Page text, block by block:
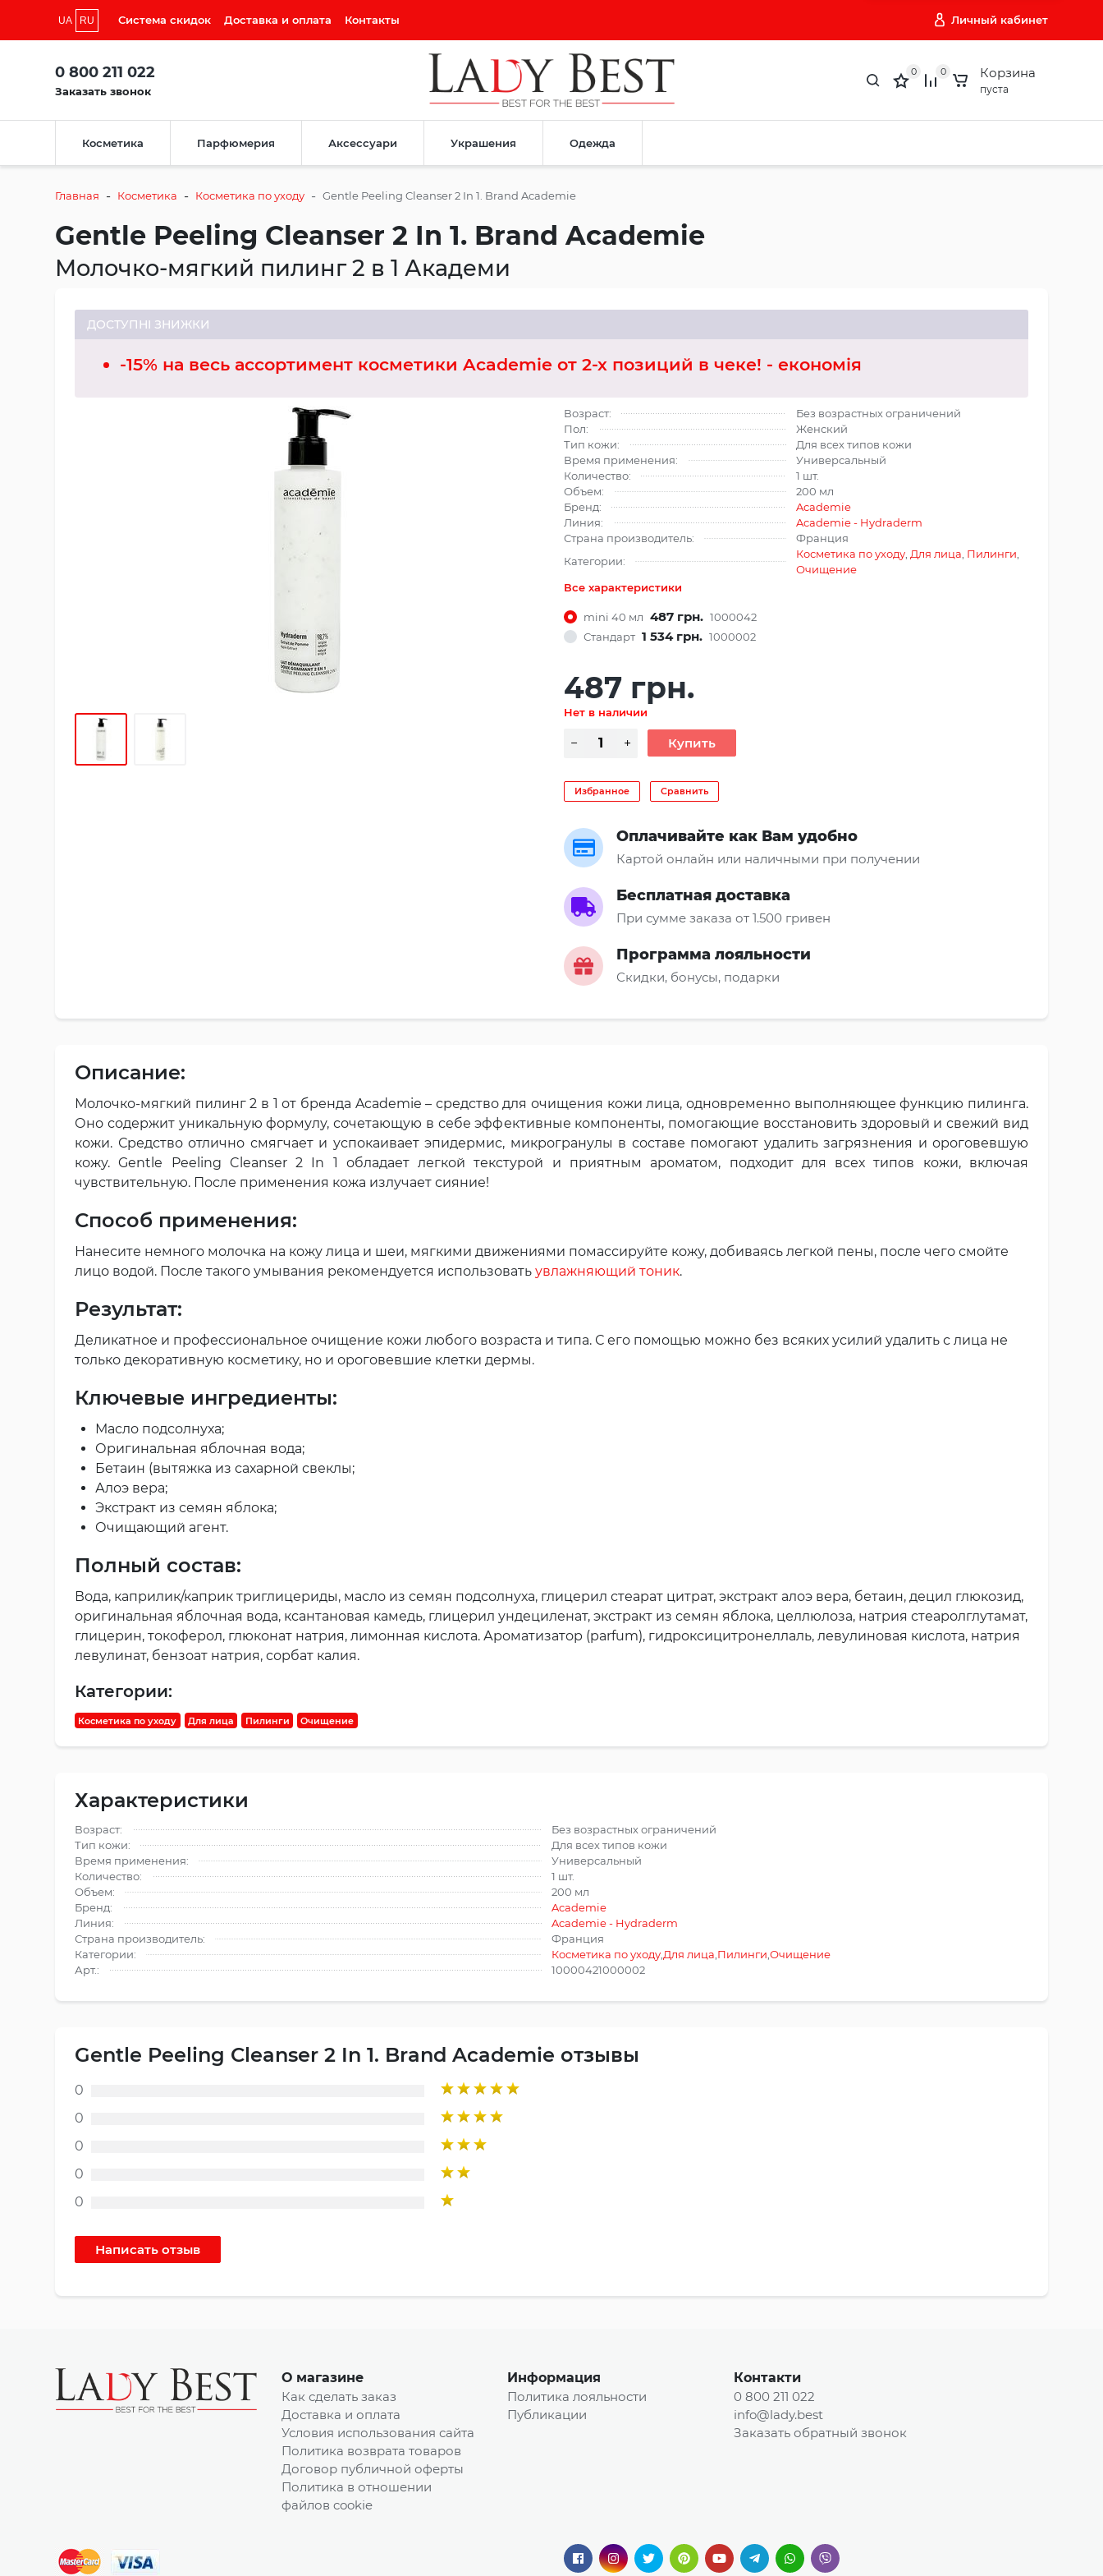
UA RU Система скидок Доставка и оплата Контакты Личный кабинет
0 800 211 022
Заказать звонок
0 0 Корзина
пуста
Косметика Парфюмерия Аксессуари Украшения Одежда
Главная - Косметика - Косметика по уходу - Gentle Peeling Cleanser 2 In 1. Brand Academie
Gentle Peeling Cleanser 2 In 1. Brand Academie
Молочко-мягкий пилинг 2 в 1 Академи
ДОСТУПНІ ЗНИЖКИ
-15% на весь ассортимент косметики Academie от 2-х позиций в чеке! - економія
Возраст:
Без возрастных ограничений
Пол:
Женский
Тип кожи:
Для всех типов кожи
Время применения:
Универсальный
Количество:
1 шт.
Объем:
200 мл
Бренд:
Academie
Линия:
Academie - Hydraderm
Страна производитель:
Франция
Категории:
Косметика по уходу Для лица Пилинги
Очищение
Все характеристики
mini 40 мл 487 грн. 1000042
Стандарт 1 534 грн. 1000002
487 грн.
Нет в наличии
Избранное Сравнить
Оплачивайте как Вам удобно
Картой онлайн или наличными при получении
Бесплатная доставка
При сумме заказа от 1.500 гривен
Программа лояльности
Скидки, бонусы, подарки
Описание:
Молочко-мягкий пилинг 2 в 1 от бренда Academie – средство для очищения кожи лица, одновременно выполняющее функцию пилинга.
Оно содержит уникальную формулу, сочетающую в себе эффективные компоненты, помогающие восстановить здоровый и свежий вид
кожи. Средство отлично смягчает и успокаивает эпидермис, микрогранулы в составе помогают удалить загрязнения и ороговевшую
кожу. Gentle Peeling Cleanser 2 In 1 обладает легкой текстурой и приятным ароматом, подходит для всех типов кожи, включая
чувствительную. После применения кожа излучает сияние!
Способ применения:
Нанесите немного молочка на кожу лица и шеи, мягкими движениями помассируйте кожу, добиваясь легкой пены, после чего смойте
лицо водой. После такого умывания рекомендуется использовать увлажняющий тоник.
Результат:
Деликатное и профессиональное очищение кожи любого возраста и типа. С его помощью можно без всяких усилий удалить с лица не
только декоративную косметику, но и ороговевшие клетки дермы.
Ключевые ингредиенты:
Масло подсолнуха;
Оригинальная яблочная вода;
Бетаин (вытяжка из сахарной свеклы;
Алоэ вера;
Экстракт из семян яблока;
Очищающий агент.
Полный состав:
Вода, каприлик/каприк триглицериды, масло из семян подсолнуха, глицерил стеарат цитрат, экстракт алоэ вера, бетаин, децил глюкозид,
оригинальная яблочная вода, ксантановая камедь, глицерил ундециленат, экстракт из семян яблока, целлюлоза, натрия стеаролглутамат,
глицерин, токоферол, глюконат натрия, лимонная кислота. Ароматизатор (parfum), гидроксицитронеллаль, левулиновая кислота, натрия
левулинат, бензоат натрия, сорбат калия.
Категории:
Косметика по уходу Для лица Пилинги Очищение
Характеристики
Возраст:
Без возрастных ограничений
Тип кожи:
Для всех типов кожи
Время применения:
Универсальный
Количество:
1 шт.
Объем:
200 мл
Бренд:
Academie
Линия:
Academie - Hydraderm
Страна производитель:
Франция
Категории:
Косметика по уходу,Для лица,Пилинги,Очищение
Арт.:
10000421000002
Gentle Peeling Cleanser 2 In 1. Brand Academie отзывы
0
0
0
0
0
О магазине
Как сделать заказ
Доставка и оплата
Условия использования сайта
Политика возврата товаров
Договор публичной оферты
Политика в отношении
файлов cookie
Информация
Политика лояльности
Публикации
Контакти
0 800 211 022
info@lady.best
Заказать обратный звонок